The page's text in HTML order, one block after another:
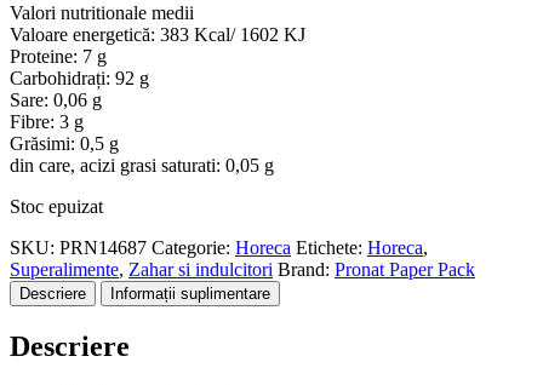
Valori nutritionale medii
Valoare energetică: 383 Kcal/ 1602 KJ
Proteine: 7 g
Carbohidrați: 92 g
Sare: 0,06 g
Fibre: 3 g
Grăsimi: 0,5 g
din care, acizi grasi saturati: 0,05 g
Stoc epuizat
SKU: PRN14687 Categorie: Horeca Etichete: Horeca,
Superalimente, Zahar si indulcitori Brand: Pronat Paper Pack
Descriere Informații suplimentare
Descriere